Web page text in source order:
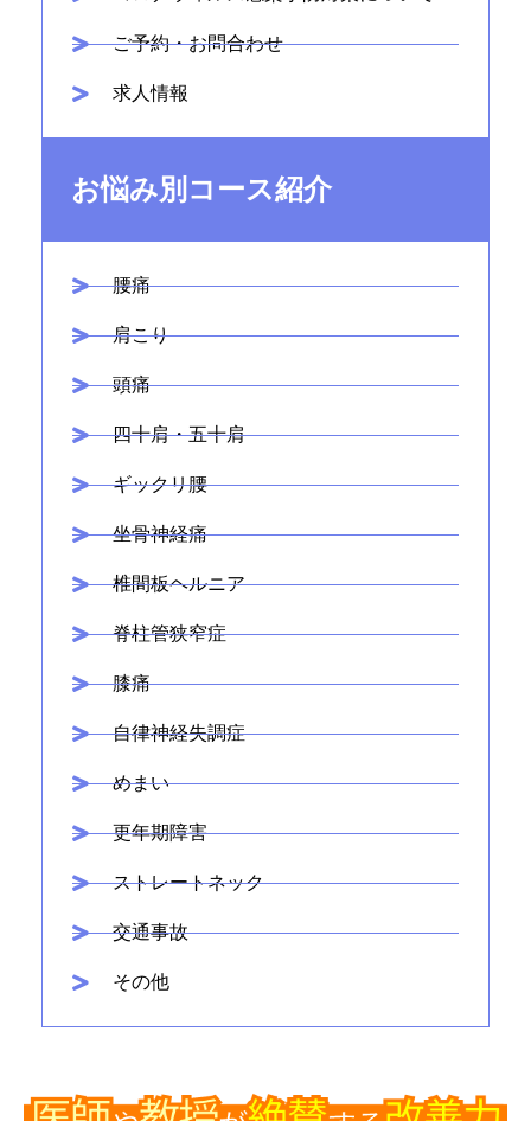
ご予約・お問合わせ
求人情報
お悩み別コース紹介
腰痛
肩こり
頭痛
四十肩・五十肩
ギックリ腰
坐骨神経痛
椎間板ヘルニア
脊柱管狭窄症
膝痛
自律神経失調症
めまい
更年期障害
ストレートネック
交通事故
その他